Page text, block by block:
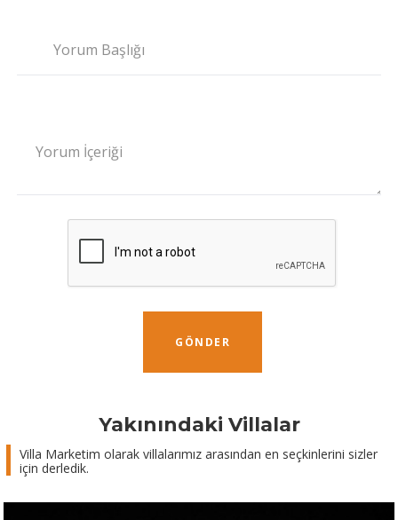
Yorum Başlığı
Yorum İçeriği
GÖNDER
Yakınındaki Villalar
Villa Marketim olarak villalarımız arasından en seçkinlerini sizler
için derledik.